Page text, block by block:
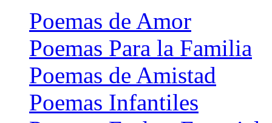
Poemas de Amor
Poemas Para la Familia
Poemas de Amistad
Poemas Infantiles